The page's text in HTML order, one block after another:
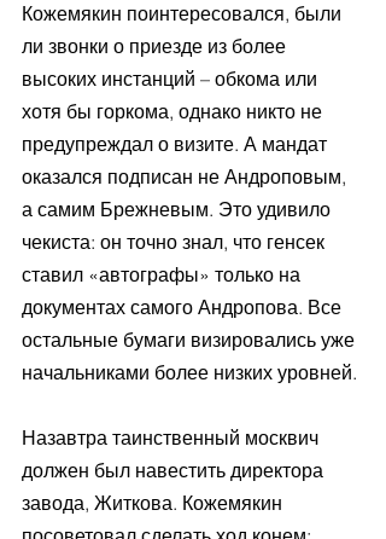
Кожемякин поинтересовался, были
ли звонки о приезде из более
высоких инстанций – обкома или
хотя бы горкома, однако никто не
предупреждал о визите. А мандат
оказался подписан не Андроповым,
а самим Брежневым. Это удивило
чекиста: он точно знал, что генсек
ставил «автографы» только на
документах самого Андропова. Все
остальные бумаги визировались уже
начальниками более низких уровней.
Назавтра таинственный москвич
должен был навестить директора
завода, Житкова. Кожемякин